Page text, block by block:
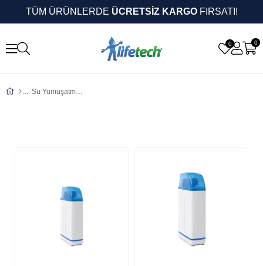
TÜM ÜRÜNLERDE ÜCRETSİZ KARGOFIRSATI!
0
0
Su Yumuşatma Cihazları